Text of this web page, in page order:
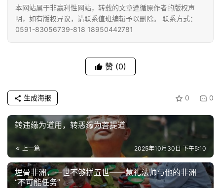
政
策
法
责
声
明
本网站属于非赢利性网站，转载的文章遵循原作者的版权声
明，如有版权异议，请联系值班编辑予以删除。 联系方式：
0591-83056739-818 18950442781
赞 (0)
0 0
生成海报
转违缘为道用，转恶缘为菩提道
上一篇 2025年10月30日 下午5:10
埋骨非洲，一世不够拼五世——慧礼法师与他的非洲
“不可能任务”​​